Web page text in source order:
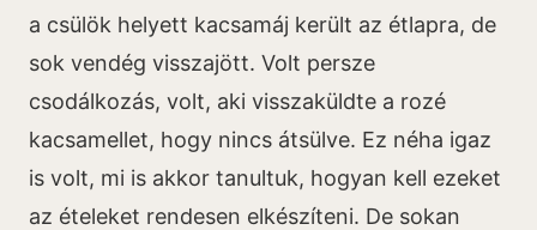
a csülök helyett kacsamáj került az étlapra, de
sok vendég visszajött. Volt persze
csodálkozás, volt, aki visszaküldte a rozé
kacsamellet, hogy nincs átsülve. Ez néha igaz
is volt, mi is akkor tanultuk, hogyan kell ezeket
az ételeket rendesen elkészíteni. De sokan